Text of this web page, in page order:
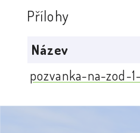
Přílohy
Název
pozvanka-na-zod-